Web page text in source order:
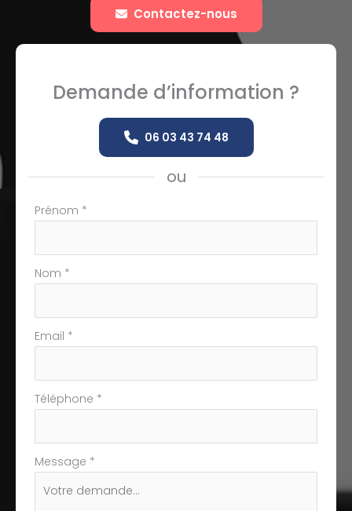
Contactez-nous
Demande d’information ?
06 03 43 74 48
ou
Formulaire
téléphone
Prénom *
Nom *
Email *
Téléphone *
Message *